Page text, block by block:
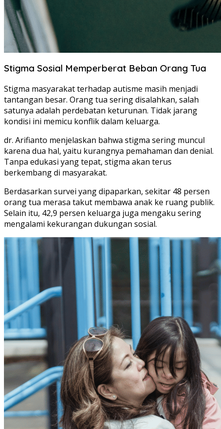
Stigma Sosial Memperberat Beban Orang Tua
Stigma masyarakat terhadap autisme masih menjadi
tantangan besar. Orang tua sering disalahkan, salah
satunya adalah perdebatan keturunan. Tidak jarang
kondisi ini memicu konflik dalam keluarga.
dr. Arifianto menjelaskan bahwa stigma sering muncul
karena dua hal, yaitu kurangnya pemahaman dan denial.
Tanpa edukasi yang tepat, stigma akan terus
berkembang di masyarakat.
Berdasarkan survei yang dipaparkan, sekitar 48 persen
orang tua merasa takut membawa anak ke ruang publik.
Selain itu, 42,9 persen keluarga juga mengaku sering
mengalami kekurangan dukungan sosial.